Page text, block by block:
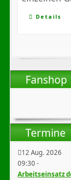
Fanshop
Termine
12 Aug. 2026
09:30 -
Arbeitseinsatz
Details